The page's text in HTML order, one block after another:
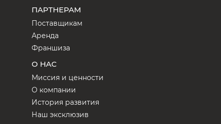
ПАРТНЕРАМ
Поставщикам
Аренда
Франшиза
О НАС
Миссия и ценности
О компании
История развития
Наш эксклюзив